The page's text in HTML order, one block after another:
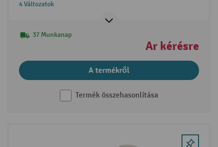
4 Változatok
37 Munkanap
Ár kérésre
A termékről
Termék összehasonlítása